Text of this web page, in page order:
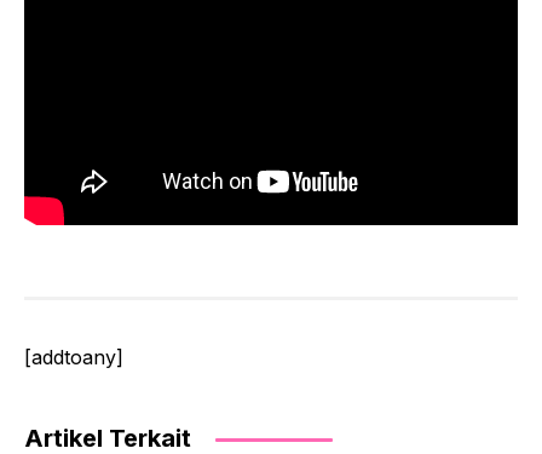
[addtoany]
Artikel Terkait